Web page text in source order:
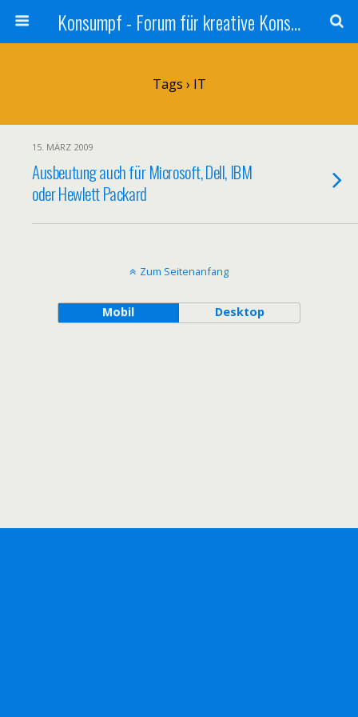
Konsumpf - Forum für kreative Konsumkritik - Culture Jamming, Nachhaltigkeit, Konzernkritik, Adbusting
Tags › IT
15. MÄRZ 2009
Ausbeutung auch für Microsoft, Dell, IBM
oder Hewlett Packard
Zum Seitenanfang
Mobil Desktop